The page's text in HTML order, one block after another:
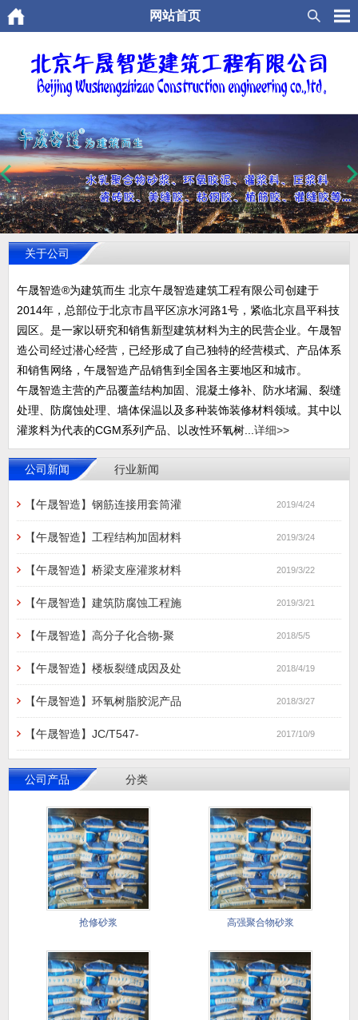
网站首页
关于公司
午晟智造®为建筑而生 北京午晟智造建筑工程有限公司创建于
2014年，总部位于北京市昌平区凉水河路1号，紧临北京昌平科技
园区。是一家以研究和销售新型建筑材料为主的民营企业。午晟智
造公司经过潜心经营，已经形成了自己独特的经营模式、产品体系
和销售网络，午晟智造产品销售到全国各主要地区和城市。
午晟智造主营的产品覆盖结构加固、混凝土修补、防水堵漏、裂缝
处理、防腐蚀处理、墙体保温以及多种装饰装修材料领域。其中以
灌浆料为代表的CGM系列产品、以改性环氧树...详细>>
公司新闻 行业新闻
【午晟智造】钢筋连接用套筒灌 2019/4/24
【午晟智造】工程结构加固材料 2019/3/24
【午晟智造】桥梁支座灌浆材料 2019/3/22
【午晟智造】建筑防腐蚀工程施 2019/3/21
【午晟智造】高分子化合物-聚 2018/5/5
【午晟智造】楼板裂缝成因及处 2018/4/19
【午晟智造】环氧树脂胶泥产品 2018/3/27
【午晟智造】JC/T547- 2017/10/9
公司产品 分类
抢修砂浆 高强聚合物砂浆